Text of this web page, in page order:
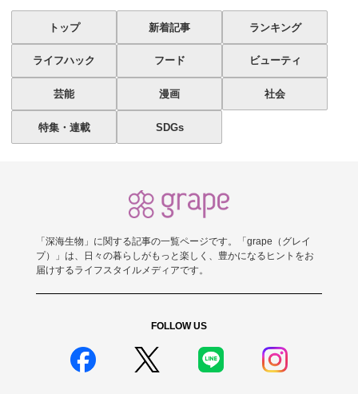
トップ 新着記事 ランキング
ライフハック フード ビューティ
芸能 漫画 社会
特集・連載 SDGs
「深海生物」に関する記事の一覧ページです。「grape（グレイ
プ）」は、日々の暮らしがもっと楽しく、豊かになるヒントをお
届けするライフスタイルメディアです。
FOLLOW US